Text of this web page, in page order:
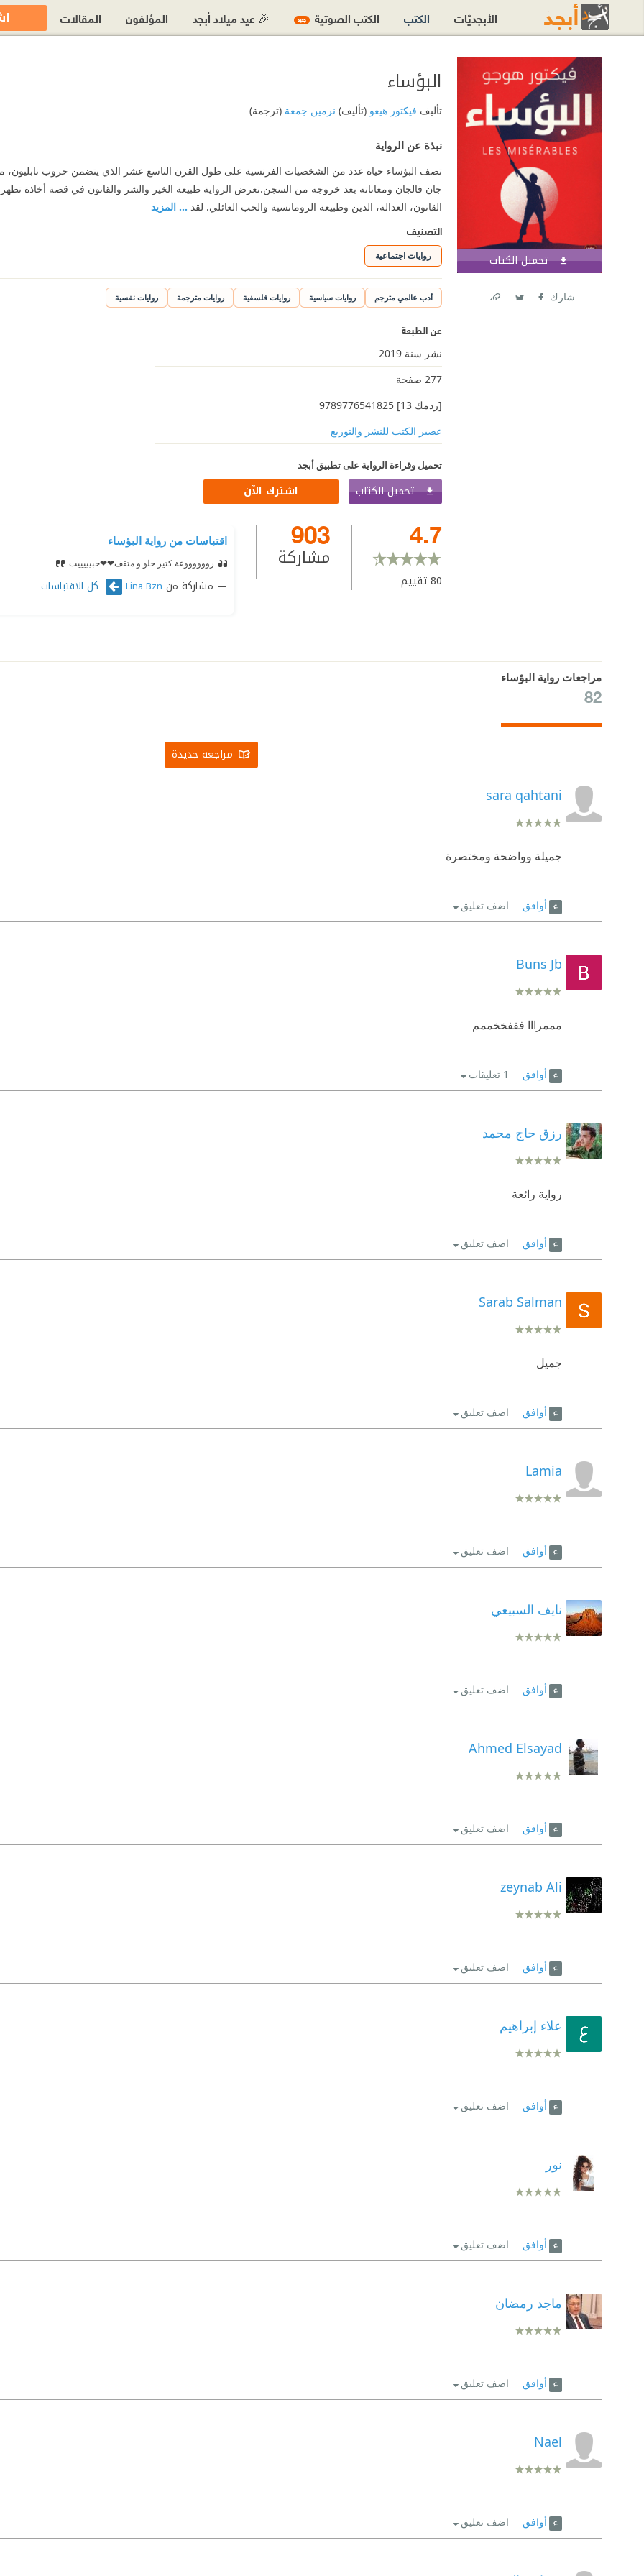
تحميل الكتاب اشترك الآن
شارك
البؤساء
تأليف فيكتور هيغو(تأليف) نرمين جمعة(ترجمة)
نبذة عن الرواية
تصف البؤساء حياة عدد من الشخصيات الفرنسية على طول القرن التاسع عشر الذي يتضمن حروب
جان فالجان ومعاناته بعد خروجه من السجن.تعرض الرواية طبيعة الخير والشر والقانون في قصة أخاذة تظهر
القانون، العدالة، الدين وطبيعة الرومانسية والحب العائلي. لقد ... المزيد
التصنيف
روايات اجتماعية
أدب عالمي مترجم روايات سياسية روايات فلسفية روايات مترجمة روايات نفسية
عن الطبعة
نشر سنة 2019
277 صفحة
[ردمك 13] 9789776541825
عصير الكتب للنشر والتوزيع
تحميل وقراءة الرواية على تطبيق أبجد
تحميل الكتاب اشترك الآن
4.7
80تقييم
903
مشاركة
اقتباسات من رواية البؤساء
رووووووعة كتير حلو و متقف❤❤حبيييييت
مشاركة من Lina Bzn كل الاقتباسات
مراجعات رواية البؤساء
82
مراجعة جديدة
sara qahtani
جميلة وواضحة ومختصرة
أوافق اضف تعليق
Buns Jb
مممرااا فففخخممم
أوافق 1 تعليقات
رزق حاج محمد
رواية رائعة
أوافق اضف تعليق
Sarab Salman
جميل
أوافق اضف تعليق
Lamia
أوافق اضف تعليق
نايف السبيعي
أوافق اضف تعليق
Ahmed Elsayad
أوافق اضف تعليق
zeynab Ali
أوافق اضف تعليق
علاء إبراهيم
أوافق اضف تعليق
نور
أوافق اضف تعليق
ماجد رمضان
أوافق اضف تعليق
Nael
أوافق اضف تعليق
الأبجديّات الكتب الكتب الصوتية جديد 🎉 عيد ميلاد أبجد المؤلفون المقالات